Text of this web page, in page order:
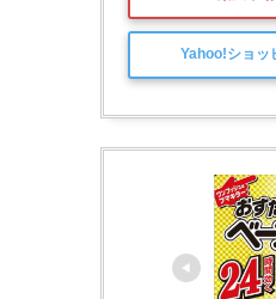
Yahoo!ショッ